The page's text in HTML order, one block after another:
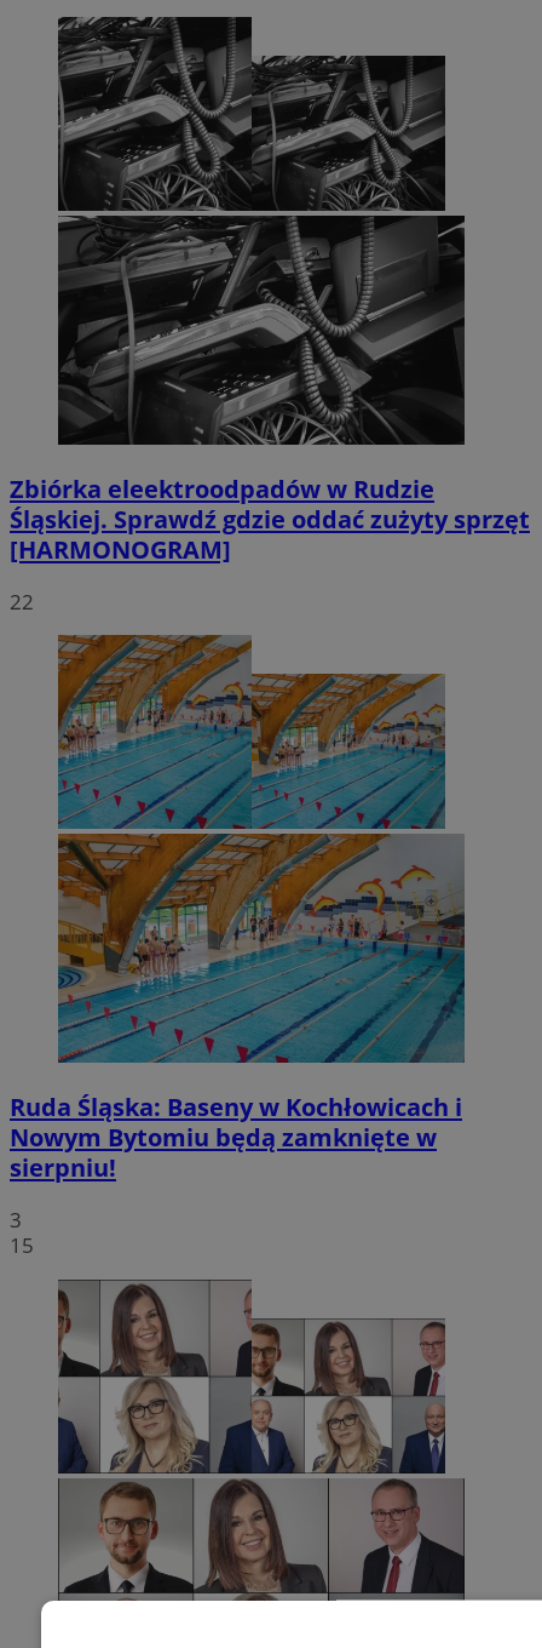
Zbiórka eleektroodpadów w Rudzie
Śląskiej. Sprawdź gdzie oddać zużyty sprzęt
[HARMONOGRAM]
22
Ruda Śląska: Baseny w Kochłowicach i
Nowym Bytomiu będą zamknięte w
sierpniu!
3
15